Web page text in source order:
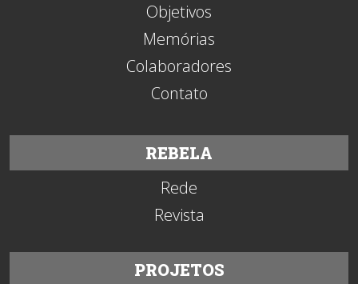
Objetivos
Memórias
Colaboradores
Contato
REBELA
Rede
Revista
PROJETOS